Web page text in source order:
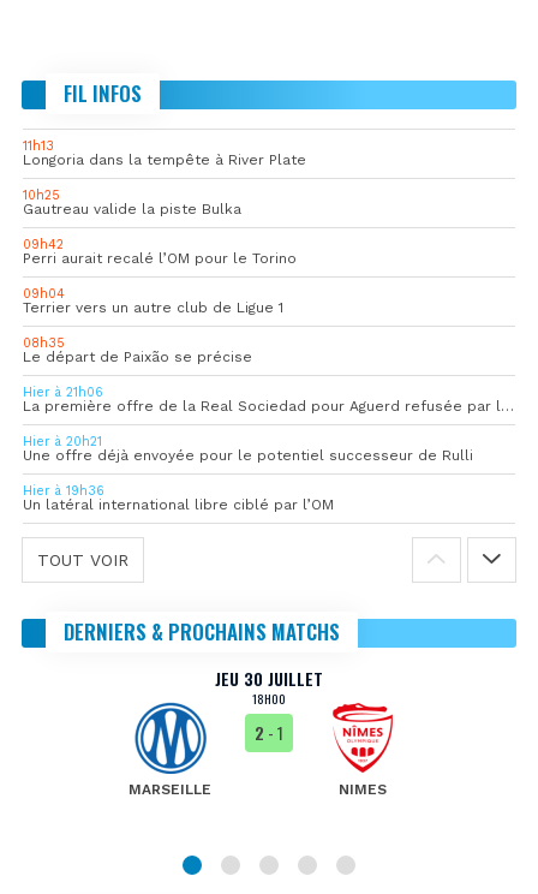
FIL INFOS
11h13
Longoria dans la tempête à River Plate
10h25
Gautreau valide la piste Bulka
09h42
Perri aurait recalé l’OM pour le Torino
09h04
Terrier vers un autre club de Ligue 1
08h35
Le départ de Paixão se précise
Hier à 21h06
La première offre de la Real Sociedad pour Aguerd refusée par l’OM
Hier à 20h21
Une offre déjà envoyée pour le potentiel successeur de Rulli
Hier à 19h36
Un latéral international libre ciblé par l’OM
TOUT VOIR
DERNIERS & PROCHAINS MATCHS
JEU 30 JUILLET
18H00
MARSEILLE
2 - 1
NIMES